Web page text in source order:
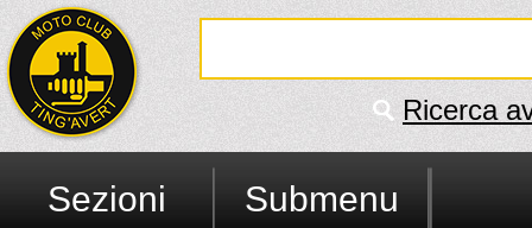
Ricerca
Sezioni Submenu